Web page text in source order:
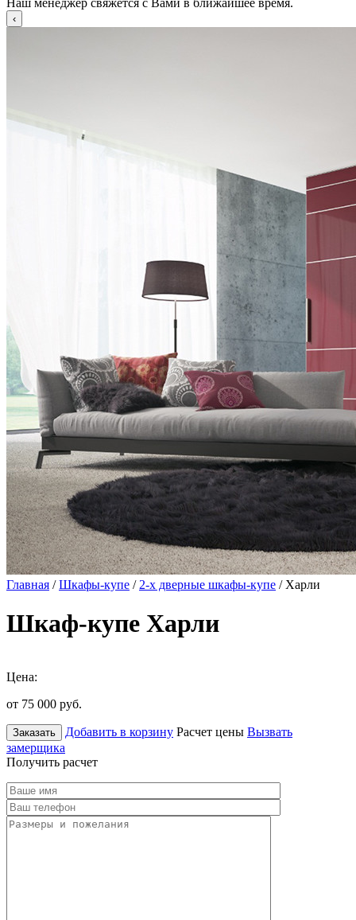
Наш менеджер свяжется с Вами в ближайшее время.
Главная /Шкафы-купе / 2-х дверные шкафы-купе / Харли
Шкаф-купе Харли
Цена:
от 75 000 руб.
Заказать Добавить в корзину Расчет цены Вызвать
замерщика
Получить расчет